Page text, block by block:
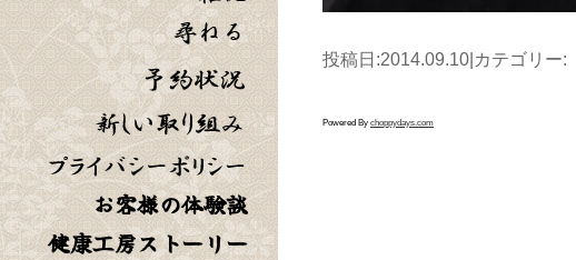
お客様の体験談
健康工房ストーリー
投稿日:2014.09.10|カテゴリー:
Powered By choppydays.com